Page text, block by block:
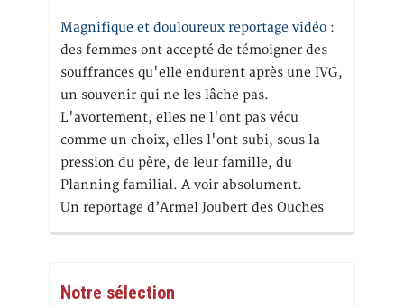
Magnifique et douloureux reportage vidéo :
des femmes ont accepté de témoigner des
souffrances qu'elle endurent après une IVG,
un souvenir qui ne les lâche pas.
L'avortement, elles ne l'ont pas vécu
comme un choix, elles l'ont subi, sous la
pression du père, de leur famille, du
Planning familial. A voir absolument.
Un reportage d’Armel Joubert des Ouches
Notre sélection